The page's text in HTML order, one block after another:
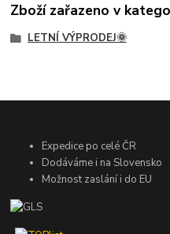
Zboží zařazeno v
LETNÍ VÝPRODEJ🌞
Expedice po celé ČR
Dodáváme i na Slovensko
Možnost zaslání i do EU